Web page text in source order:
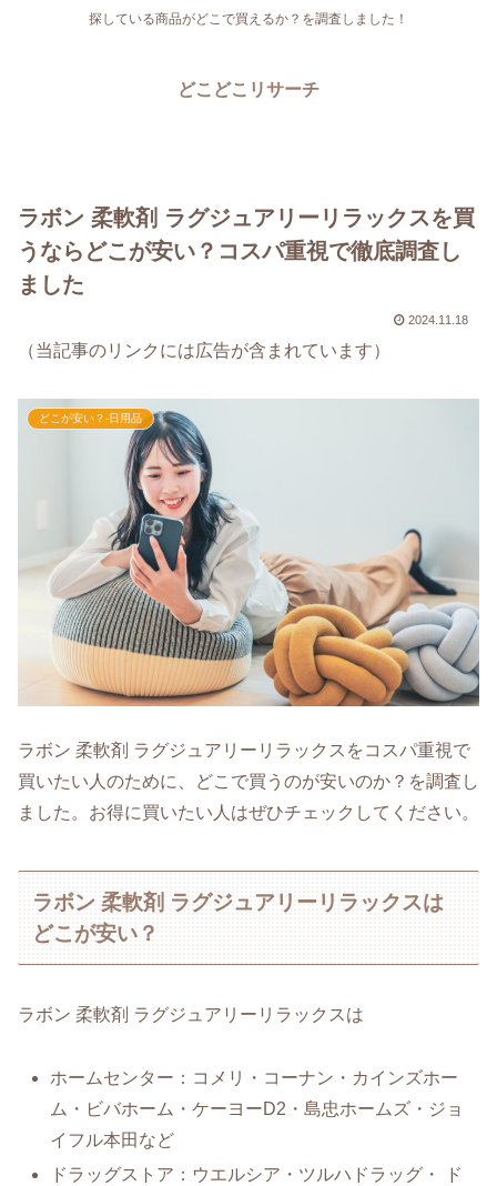
探している商品がどこで買えるか？を調査しました！
どこどこリサーチ
ラボン 柔軟剤 ラグジュアリーリラックスを買
うならどこが安い？コスパ重視で徹底調査し
ました
2024.11.18
（当記事のリンクには広告が含まれています）
どこが安い？-日用品
ラボン 柔軟剤 ラグジュアリーリラックスをコスパ重視で
買いたい人のために、どこで買うのが安いのか？を調査し
ました。お得に買いたい人はぜひチェックしてください。
ラボン 柔軟剤 ラグジュアリーリラックスは
どこが安い？
ラボン 柔軟剤 ラグジュアリーリラックスは
ホームセンター：コメリ・コーナン・カインズホー
ム・ビバホーム・ケーヨーD2・島忠ホームズ・ジョ
イフル本田など
ドラッグストア：ウエルシア・ツルハドラッグ・ ド